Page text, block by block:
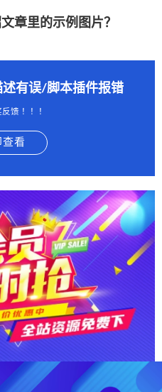
章里的示例图片？
述有误/脚本插件报错
馈 ！！！
查看